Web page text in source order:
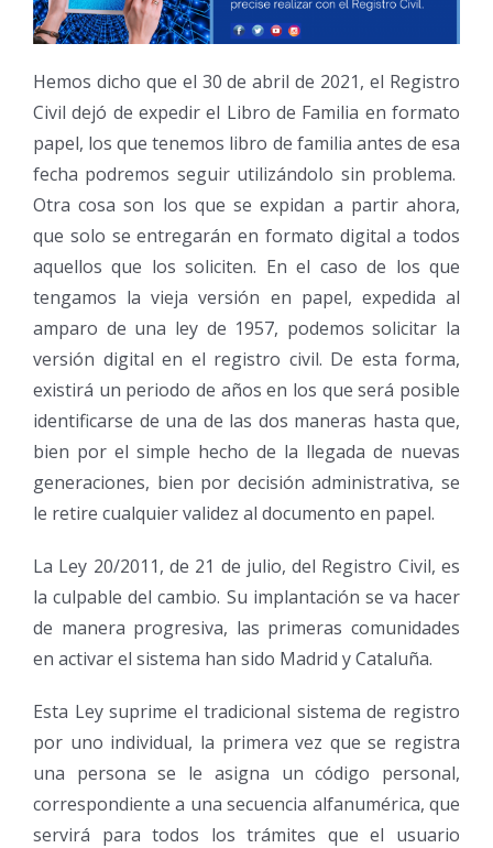
Hemos dicho que el 30 de abril de 2021, el Registro
Civil dejó de expedir el Libro de Familia en formato
papel, los que tenemos libro de familia antes de esa
fecha podremos seguir utilizándolo sin problema.
Otra cosa son los que se expidan a partir ahora,
que solo se entregarán en formato digital a todos
aquellos que los soliciten. En el caso de los que
tengamos la vieja versión en papel, expedida al
amparo de una ley de 1957, podemos solicitar la
versión digital en el registro civil. De esta forma,
existirá un periodo de años en los que será posible
identificarse de una de las dos maneras hasta que,
bien por el simple hecho de la llegada de nuevas
generaciones, bien por decisión administrativa, se
le retire cualquier validez al documento en papel.
La Ley 20/2011, de 21 de julio, del Registro Civil, es
la culpable del cambio. Su implantación se va hacer
de manera progresiva, las primeras comunidades
en activar el sistema han sido Madrid y Cataluña.
Esta Ley suprime el tradicional sistema de registro
por uno individual, la primera vez que se registra
una persona se le asigna un código personal,
correspondiente a una secuencia alfanumérica, que
servirá para todos los trámites que el usuario